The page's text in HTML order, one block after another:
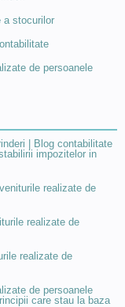
a stocurilor
de persoanele
| Blog contabilitate
impozitelor in
realizate de
realizate de
realizate de
de persoanele
care stau la baza